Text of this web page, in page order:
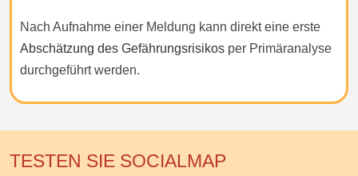
Nach Aufnahme einer Meldung kann direkt eine erste
Abschätzung des Gefährungsrisikos per Primäranalyse
durchgeführt werden.
TESTEN SIE SOCIALMAP